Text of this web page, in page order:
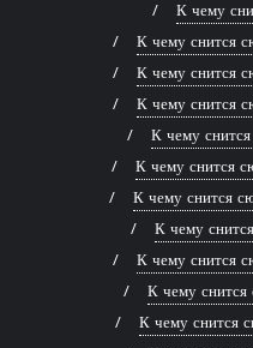
К чему
К чему снится
К чему снится
К чему снится
К чему
К чему снится
К чему снится
К чему
К чему снится
К чему снится
К чему снится